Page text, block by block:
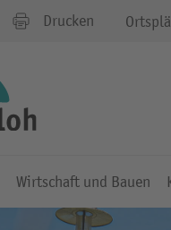
Drucken
Wirtschaft und Bauen